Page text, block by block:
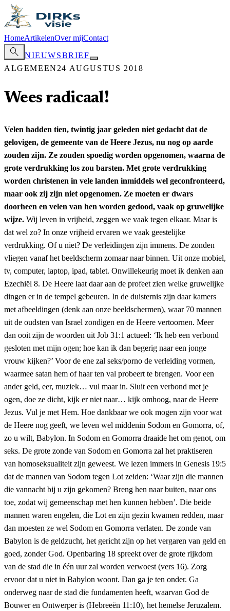
HomeArtikelenOver mijContact
search
NIEUWSBRIEF
ALGEMEEN 24 AUGUSTUS 2018
Wees radicaal!
Velen hadden tien, twintig jaar geleden niet gedacht dat de
gelovigen, de gemeente van de Heere Jezus, nu nog op aarde
zouden zijn. Ze zouden spoedig worden opgenomen, waarna de
grote verdrukking los zou barsten. Met grote verdrukking
worden christenen in vele landen inmiddels wel geconfronteerd,
maar ook zij zijn niet opgenomen. Ze moeten er dwars
doorheen en velen van hen worden gedood, vaak op gruwelijke
wijze. Wij leven in vrijheid, zeggen we vaak tegen elkaar. Maar is
dat wel zo? In onze vrijheid ervaren we vaak geestelijke
verdrukking. Of u niet? De verleidingen zijn immens. De zonden
vliegen vanaf het beeldscherm zomaar naar binnen. Uit onze mobiel,
tv, computer, laptop, ipad, tablet. Onwillekeurig moet ik denken aan
Ezechiël 8. De Heere laat daar aan de profeet zien welke gruwelijke
dingen er in de tempel gebeuren. In de duisternis zijn daar kamers
met afbeeldingen (denk aan onze beeldschermen), waar 70 mannen
uit de oudsten van Israel zondigen en de Heere vertoornen. Meer
dan ooit zijn de woorden uit Job 31:1 actueel: ‘Ik heb een verbond
gesloten met mijn ogen; hoe kan ik dan begerig naar een jonge
vrouw kijken?’ Voor de ene zal seks/porno de verleiding vormen,
waarmee satan hem of haar ten val probeert te brengen. Voor een
ander geld, eer, muziek… vul maar in. Sluit een verbond met je
ogen, doe ze dicht, kijk er niet naar… kijk omhoog, naar de Heere
Jezus. Vul je met Hem. Hoe dankbaar we ook mogen zijn voor wat
de Heere nog geeft, we leven wel middenin Sodom en Gomorra, of,
zo u wilt, Babylon. In Sodom en Gomorra draaide het om genot, om
seks. De grote zonde van Sodom en Gomorra zal het praktiseren
van homoseksualiteit zijn geweest. We lezen immers in Genesis 19:5
dat de mannen van Sodom tegen Lot zeiden: ‘Waar zijn die mannen
die vannacht bij u zijn gekomen? Breng hen naar buiten, naar ons
toe, zodat wij gemeenschap met hen kunnen hebben’. Die beide
mannen waren engelen, die Lot en zijn gezin kwamen redden, maar
dan moesten ze wel Sodom en Gomorra verlaten. De zonde van
Babylon is de geldzucht, het gericht zijn op het vergaren van geld en
goed, zonder God. Openbaring 18 spreekt over de grote rijkdom
van de stad die in één uur zal worden verwoest (vers 16). Zorg
ervoor dat u niet in Babylon woont. Dan ga je ten onder. Ga
onderweg naar de stad die fundamenten heeft, waarvan God de
Bouwer en Ontwerper is (Hebreeën 11:10), het hemelse Jeruzalem.